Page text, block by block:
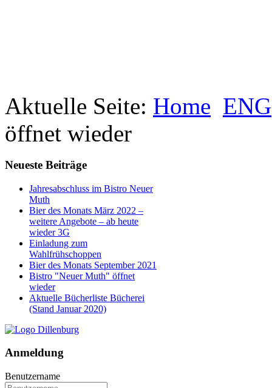
Aktuelle Seite: Home ENG
öffnet wieder
Neueste Beiträge
Jahresabschluss im Bistro Neuer
Muth
Bier des Monats März 2022 –
weitere Angebote – ab heute
wieder 3G
Einladung zum
Wahlfrühschoppen
Bier des Monats September 2021
Bistro "Neuer Muth" öffnet
wieder
Aktuelle Bücherliste Bücherei
(Stand Januar 2020)
Anmeldung
Benutzername